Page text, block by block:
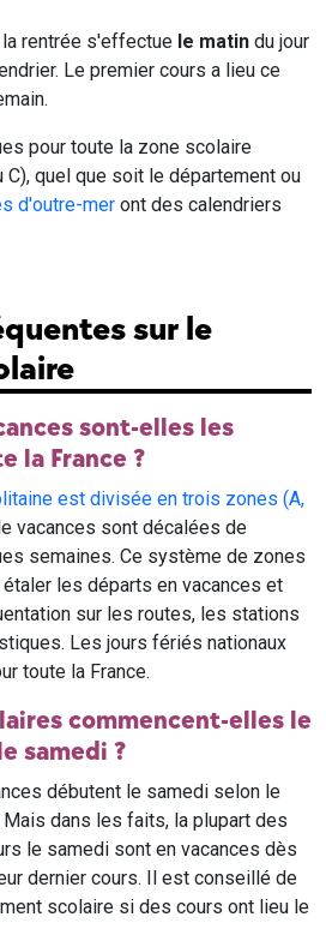
la rentrée s'effectue le matin du jour
Le premier cours a lieu ce
pour toute la zone scolaire
C), quel que soit le département ou
d'outre-mer ont des calendriers
sur le
sont-elles les
la France ?
est divisée en trois zones (A,
vacances sont décalées de
semaines. Ce système de zones
les départs en vacances et
sur les routes, les stations
Les jours fériés nationaux
toute la France.
commencent-elles le
samedi ?
débutent le samedi selon le
dans les faits, la plupart des
le samedi sont en vacances dès
dernier cours. Il est conseillé de
scolaire si des cours ont lieu le